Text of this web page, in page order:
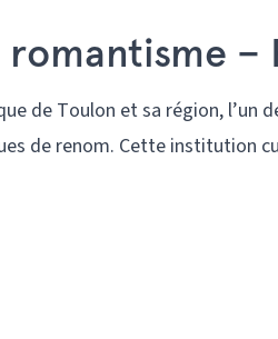
romantisme
de Toulon et sa région, l’un
de renom. Cette institution